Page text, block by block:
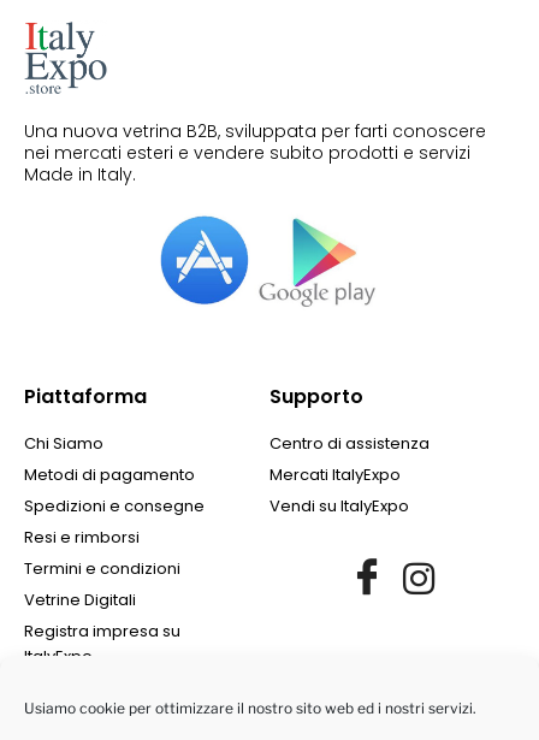
Usiamo cookie per ottimizzare il nostro sito web ed i nostri servizi.
Una nuova vetrina B2B, sviluppata per farti conoscere
nei mercati esteri e vendere subito prodotti e servizi
Made in Italy.
Piattaforma
Chi Siamo
Metodi di pagamento
Spedizioni e consegne
Resi e rimborsi
Termini e condizioni
Vetrine Digitali
Registra impresa su
ItalyExpo
Supporto
Centro di assistenza
Mercati ItalyExpo
Vendi su ItalyExpo